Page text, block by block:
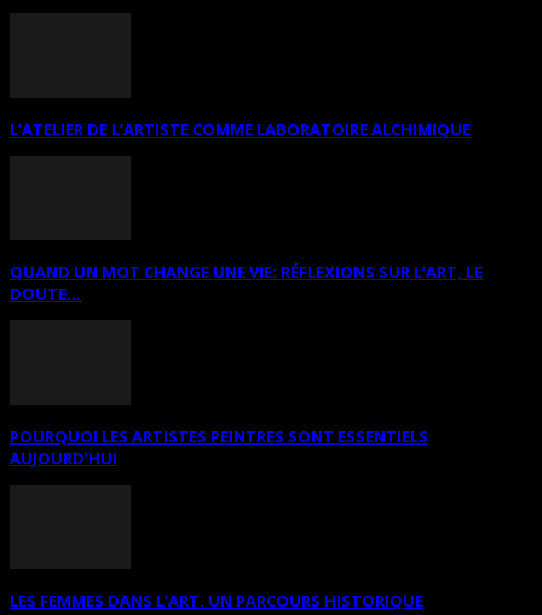
L’ATELIER DE L’ARTISTE COMME LABORATOIRE ALCHIMIQUE
QUAND UN MOT CHANGE UNE VIE: RÉFLEXIONS SUR L’ART, LE
DOUTE...
POURQUOI LES ARTISTES PEINTRES SONT ESSENTIELS
AUJOURD’HUI
LES FEMMES DANS L’ART. UN PARCOURS HISTORIQUE